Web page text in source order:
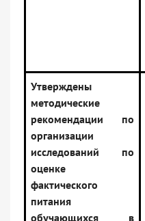
Утверждены
методические
рекомендации по
организации
исследований по
оценке
фактического
питания
обучающихся в